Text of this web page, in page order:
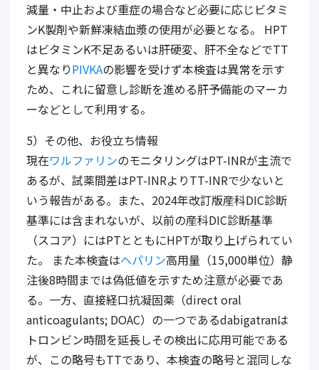
減量・中止および重症の場合など必要に応じビタミ
ンK製剤や新鮮凍結血漿の使用が必要となる。 HPT
はビタミンK不足あるいは肝硬変、肝不全などでTT
と異なりPIVKAの影響を受けず本検査は異常を示す
ため、これに留意し診断を進める肝予備能のマーカ
ーなどとして利用する。
5）その他、お役立ち情報
現在ワルファリンのモニタリングはPT-INRが主流で
あるが、試薬間差はPT-INRよりTT-INRで少ないと
いう報告がある。また、2024年改訂版産科DIC診断
基準には含まれないが、以前の産科DIC診断基準
（スコア）にはPTとともにHPTが取り上げられてい
た。 また本検査はヘパリン高用量（15,000単位）静
注後8時間までは偽低値を示すため注意が必要であ
る。一方、直接経口抗凝固薬（direct oral
anticoagulants; DOAC）の一つであるdabigatranは
トロンビン時間を延長しその検出に応用可能である
が、この略号もTTであり、本検査の略号と混同しな